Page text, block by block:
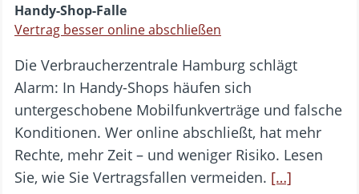
Handy-Shop-Falle
Vertrag besser online abschließen
Die Verbraucherzentrale Hamburg schlägt
Alarm: In Handy-Shops häufen sich
untergeschobene Mobilfunkverträge und falsche
Konditionen. Wer online abschließt, hat mehr
Rechte, mehr Zeit – und weniger Risiko. Lesen
Sie, wie Sie Vertragsfallen vermeiden. […]